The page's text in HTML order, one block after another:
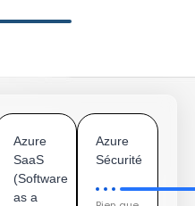
Azure
SaaS
(Software
as a
Azure
Sécurité